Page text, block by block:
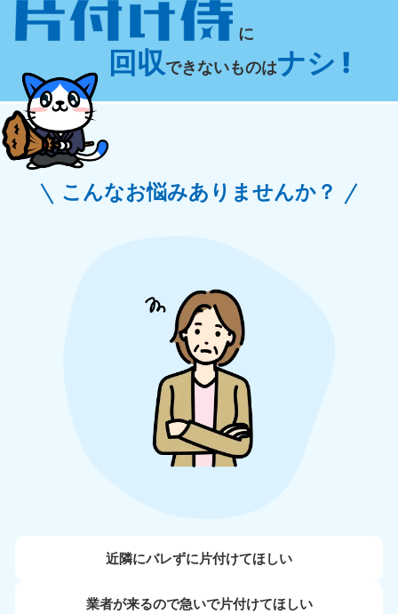
に
回収できないものはナシ !
こんなお悩みありませんか？
近隣にバレずに片付けてほしい
業者が来るので急いで片付けてほしい